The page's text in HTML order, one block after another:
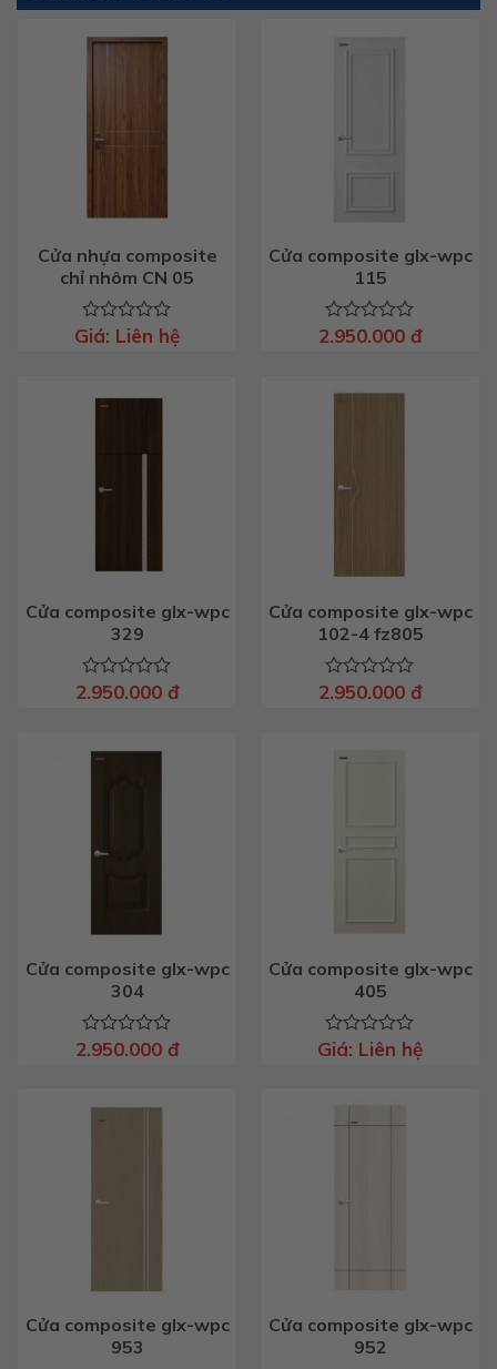
Cửa nhựa composite
chỉ nhôm CN 05
Được
Giá: Liên hệ
Cửa composite glx-wpc
115
Được
2.950.000 đ
Cửa composite glx-wpc
329
Được
2.950.000 đ
Cửa composite glx-wpc
102-4 fz805
Được
2.950.000 đ
Cửa composite glx-wpc
304
Được
2.950.000 đ
Cửa composite glx-wpc
405
Được
Giá: Liên hệ
Cửa composite glx-wpc
953
Cửa composite glx-wpc
952